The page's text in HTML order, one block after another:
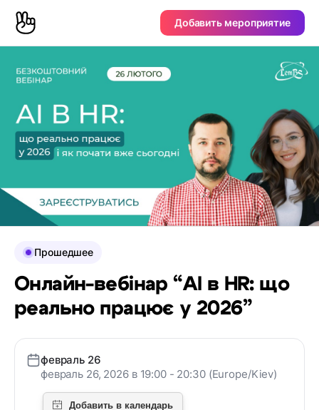
Добавить мероприятие
Прошедшее
Онлайн-вебінар “AI в HR: що
реально працює у 2026”
февраль 26
февраль 26, 2026 в 19:00 - 20:30 (Europe/Kiev)